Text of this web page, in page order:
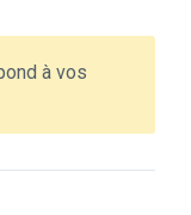
à vos